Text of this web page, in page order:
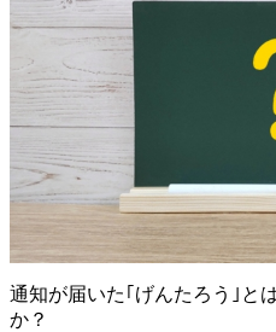
通知が届いた｢げんたろう｣と
か？